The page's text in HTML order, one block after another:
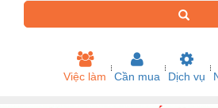
Việc làm Cần mua Dịch vụ